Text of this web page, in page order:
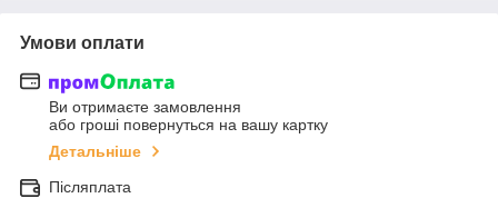
Умови оплати
Ви отримаєте замовлення
або гроші повернуться на вашу картку
Детальніше
Післяплата